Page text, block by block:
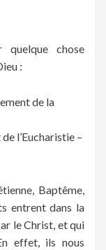
quelque chose
:
de la
l’Eucharistie –
Baptême,
entrent dans la
le Christ, et qui
effet, ils nous